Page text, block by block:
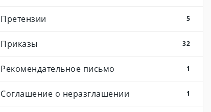
Претензии 5
Приказы 32
Рекомендательное письмо 1
Соглашение о неразглашении 1